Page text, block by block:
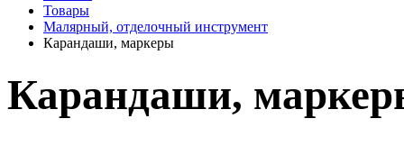
Товары
Малярный, отделочный инструмент
Карандаши, маркеры
Карандаши,